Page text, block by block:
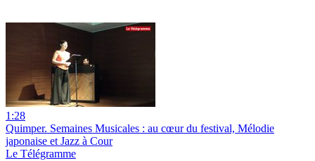
1:28
Quimper. Semaines Musicales : au cœur du festival, Mélodie
japonaise et Jazz à Cour
Le Télégramme